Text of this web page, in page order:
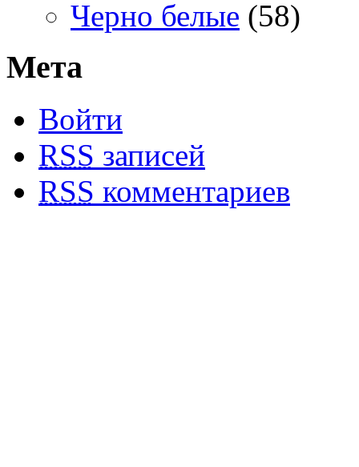
Черно белые (58)
Мета
Войти
RSS записей
RSS комментариев